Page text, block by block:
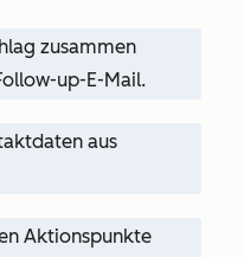
zusammen
up-E-Mail.
aus
Aktionspunkte